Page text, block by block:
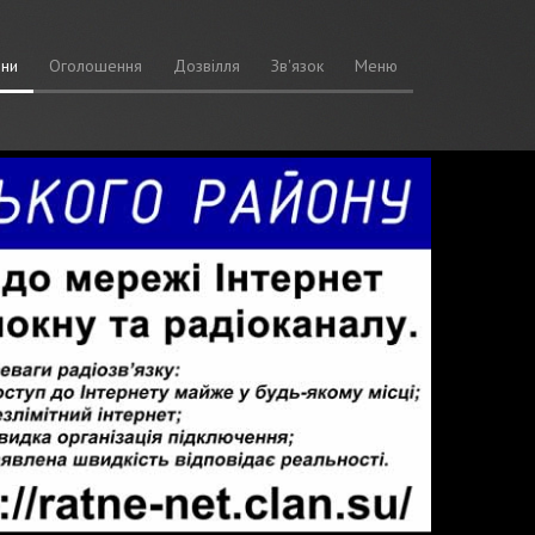
Оголошення Дозвілля Зв'язок Меню